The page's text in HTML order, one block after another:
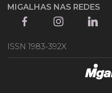
MIGALHAS NAS REDES
ISSN 1983-392X